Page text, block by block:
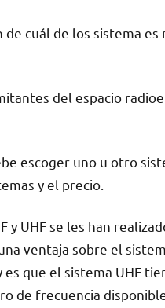
cuál de los sistema
del espacio
escoger uno u otro
y el precio.
y UHF se les han
ventaja sobre el
que el sistema UHF
de frecuencia